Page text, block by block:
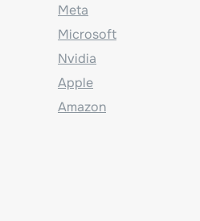
Meta
Microsoft
Nvidia
Apple
Amazon